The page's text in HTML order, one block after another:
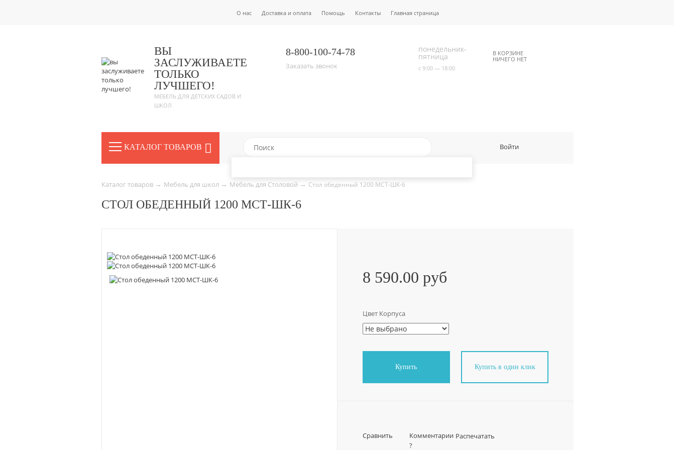
О нас Доставка и оплата Помощь Контакты Главная страница
ВЫ
ЗАСЛУЖИВАЕТЕ
ТОЛЬКО
ЛУЧШЕГО!
МЕБЕЛЬ ДЛЯ ДЕТСКИХ САДОВ И
ШКОЛ
8-800-100-74-78
Заказать звонок
понедельник-
пятница
с 9:00 — 18:00
В КОРЗИНЕ
НИЧЕГО НЕТ
КАТАЛОГ ТОВАРОВ Войти
Каталог товаров → Мебель для школ → Мебель для Столовой → Стол обеденный 1200 МСТ-ШК-6
СТОЛ ОБЕДЕННЫЙ 1200 МСТ-ШК-6
8 590.00 руб
Цвет Корпуса
Купить Купить в один клик
Сравнить
Комментарии
?
Распечатать